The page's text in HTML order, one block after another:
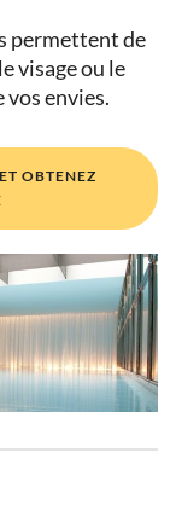
permettent de
visage ou le
vos envies.
OBTENEZ